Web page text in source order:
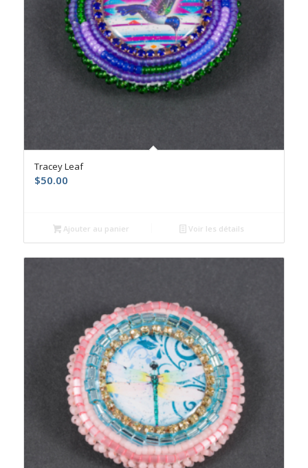
Tracey Leaf
$50.00
Ajouter au panier Voir les détails